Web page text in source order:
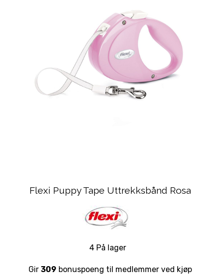
Flexi Puppy Tape Uttrekksbånd Rosa
4 På lager
Gir 309 bonuspoeng til medlemmer ved kjøp